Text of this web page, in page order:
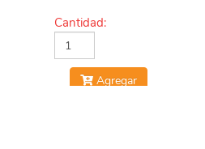
Cantidad:
Agregar